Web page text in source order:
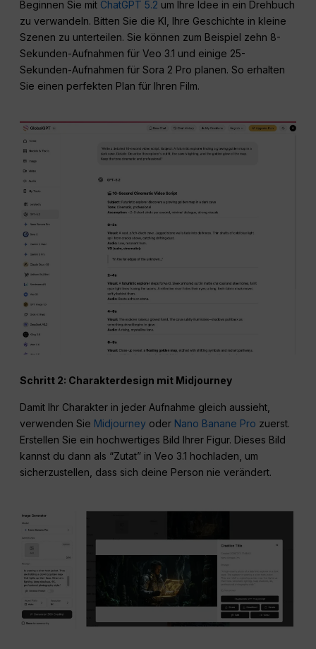
Beginnen Sie mit ChatGPT 5.2 um Ihre Idee in ein Drehbuch
zu verwandeln. Bitten Sie die KI, Ihre Geschichte in kleine
Szenen zu unterteilen. Sie können zum Beispiel zehn 8-
Sekunden-Aufnahmen für Veo 3.1 und einige 25-
Sekunden-Aufnahmen für Sora 2 Pro planen. So erhalten
Sie einen perfekten Plan für Ihren Film.
Schritt 2: Charakterdesign mit Midjourney
Damit Ihr Charakter in jeder Aufnahme gleich aussieht,
verwenden Sie Midjourney oder Nano Banane Pro zuerst.
Erstellen Sie ein hochwertiges Bild Ihrer Figur. Dieses Bild
kannst du dann als “Zutat” in Veo 3.1 hochladen, um
sicherzustellen, dass sich deine Person nie verändert.